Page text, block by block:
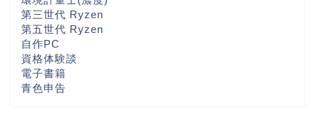
第三世代 Ryzen
第五世代 Ryzen
自作PC
資格体験談
電子書籍
青色申告